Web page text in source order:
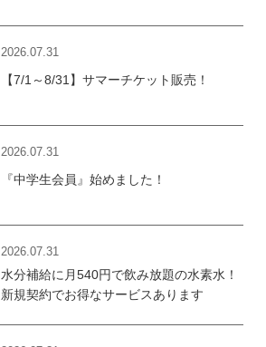
2026.07.31
【7/1～8/31】サマーチケット販売！
2026.07.31
『中学生会員』始めました！
2026.07.31
水分補給に月540円で飲み放題の水素水！
新規契約でお得なサービスあります